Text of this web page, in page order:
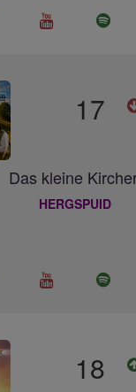
17
Das kleine
HERGSPUID
18